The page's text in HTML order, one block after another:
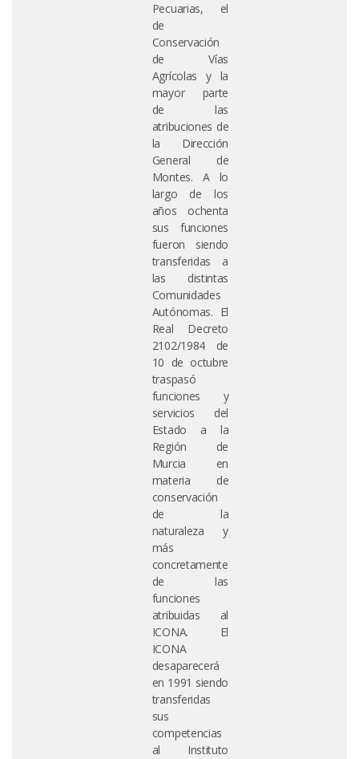
Pecuarias, el
de
Conservación
de Vías
Agrícolas y la
mayor parte
de las
atribuciones de
la Dirección
General de
Montes. A lo
largo de los
años ochenta
sus funciones
fueron siendo
transferidas a
las distintas
Comunidades
Autónomas. El
Real Decreto
2102/1984 de
10 de octubre
traspasó
funciones y
servicios del
Estado a la
Región de
Murcia en
materia de
conservación
de la
naturaleza y
más
concretamente
de las
funciones
atribuidas al
ICONA. El
ICONA
desaparecerá
en 1991 siendo
transferidas
sus
competencias
al Instituto